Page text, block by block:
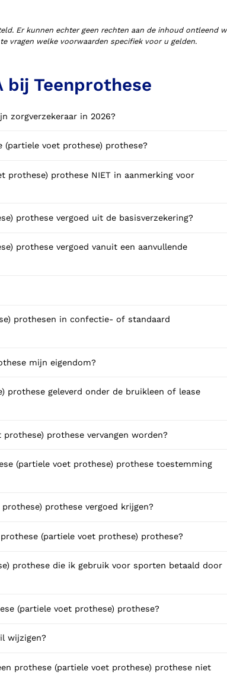
Er kunnen echter geen rechten aan de inhoud ontleend
vragen welke voorwaarden specifiek voor u gelden.
bij Teenprothese
zorgverzekeraar in 2026?
voet prothese) prothese?
prothese) prothese NIET in aanmerking voor
prothese vergoed uit de basisverzekering?
prothese vergoed vanuit een aanvullende
prothesen in confectie- of standaard
mijn eigendom?
prothese geleverd onder de bruikleen of lease
prothese vervangen worden?
(partiele voet prothese) prothese toestemming
prothese vergoed krijgen?
(partiele voet prothese) prothese?
prothese die ik gebruik voor sporten betaald door
(partiele voet prothese) prothese?
wijzigen?
prothese (partiele voet prothese) prothese niet